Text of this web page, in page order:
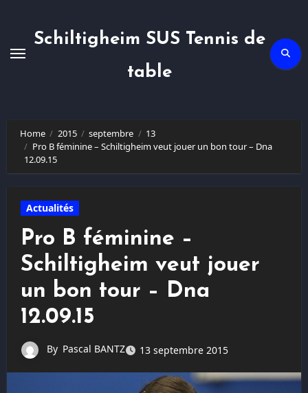
Schiltigheim SUS Tennis de
table
Home 2015 septembre
13
Pro B féminine – Schiltigheim veut jouer un bon tour – Dna
12.09.15
Actualités
Pro B féminine –
Schiltigheim veut jouer
un bon tour – Dna
12.09.15
By Pascal BANTZ 13 septembre 2015